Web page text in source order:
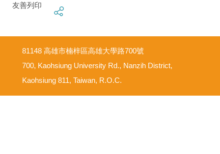
友善列印
81148 高雄市楠梓區高雄大學路700號
700, Kaohsiung University Rd., Nanzih District,
Kaohsiung 811, Taiwan, R.O.C.